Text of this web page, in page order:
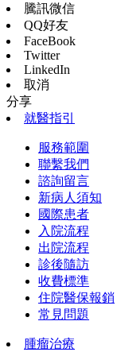
騰訊微信
QQ好友
FaceBook
Twitter
LinkedIn
取消
分享
就醫指引
服務範圍
聯繫我們
諮詢留言
新病人須知
國際患者
入院流程
出院流程
診後隨訪
收費標準
住院醫保報銷
常見問題
腫瘤治療